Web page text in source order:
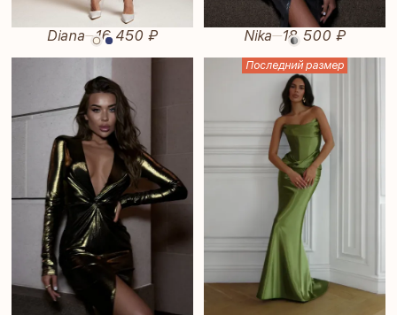
Diana—16 450 ₽ Nika—18 500 ₽
Последний размер